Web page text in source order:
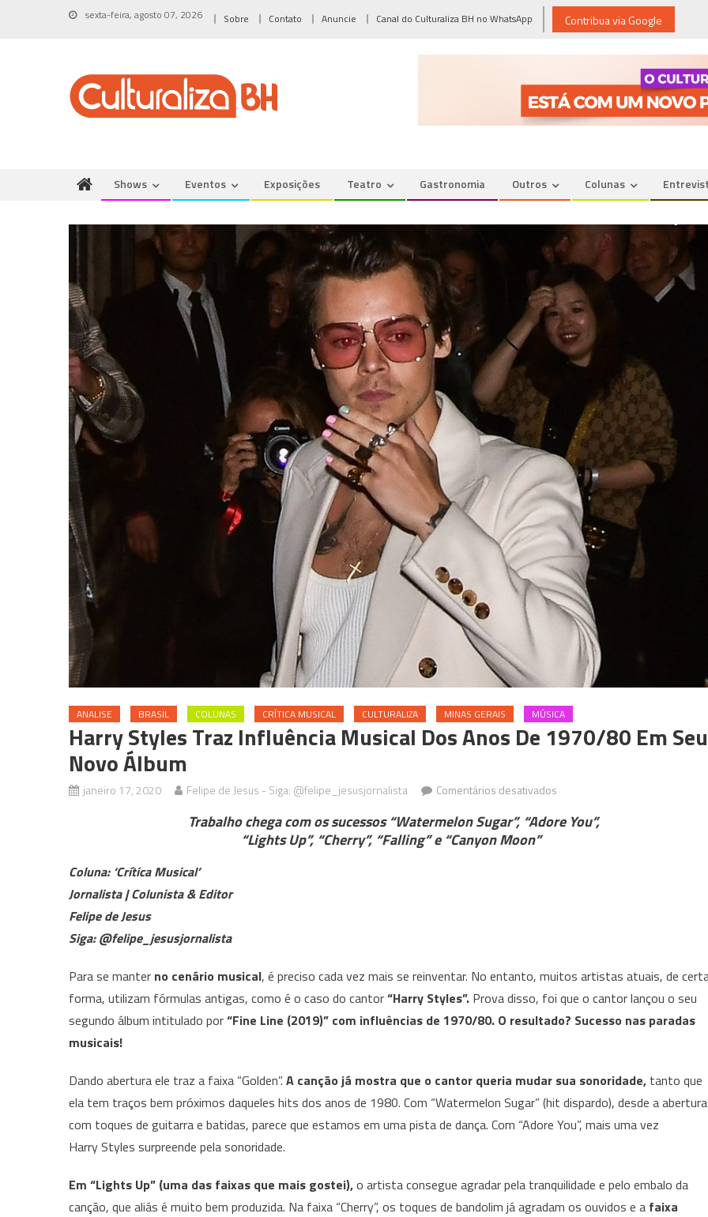
sexta-feira, agosto 07, 2026 Sobre Contato Anuncie Canal do Culturaliza BH no WhatsApp Contribua via Google
Shows Eventos Exposições Teatro Gastronomia Outros Colunas
ANALISE BRASIL COLUNAS CRÍTICA MUSICAL CULTURALIZA MINAS GERAIS MÚSICA
Harry Styles Traz Influência Musical Dos Anos De 1970/80 Em Seu
Novo Álbum
janeiro 17, 2020 Felipe de Jesus - Siga: @felipe_jesusjornalista Comentários desativados
Styles
em
seu
novo
Trabalho chega com os sucessos “Watermelon Sugar”, “Adore You”,
“Lights Up”, “Cherry”, “Falling” e “Canyon Moon”
Coluna: ‘Crítica Musical’
Jornalista | Colunista & Editor
Felipe de Jesus
Siga: @felipe_jesusjornalista
Para se manter no cenário musical, é preciso cada vez mais se reinventar. No entanto, muitos artistas atuais, de
forma, utilizam fórmulas antigas, como é o caso do cantor“Harry Styles”. Prova disso, foi que o cantor lançou o seu
segundo álbum intitulado por“Fine Line (2019)” com influências de 1970/80. O resultado? Sucesso nas paradas
musicais!
Dando abertura ele traz a faixa “Golden”.A canção já mostra que o cantor queria mudar sua sonoridade, tanto que
ela tem traços bem próximos daqueles hits dos anos de 1980. Com “Watermelon Sugar” (hit dispardo), desde a abertura
com toques de guitarra e batidas, parece que estamos em uma pista de dança. Com “Adore You”, mais uma vez
HarryStyles surpreende pela sonoridade.
Em “Lights Up” (uma das faixas que mais gostei),o artista consegue agradar pela tranquilidade e pelo embalo da
canção, que aliás é muito bem produzida. Na faixa “Cherry”, os toques de bandolim já agradam os ouvidos e a faixa